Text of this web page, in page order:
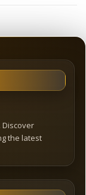
Discover
the latest